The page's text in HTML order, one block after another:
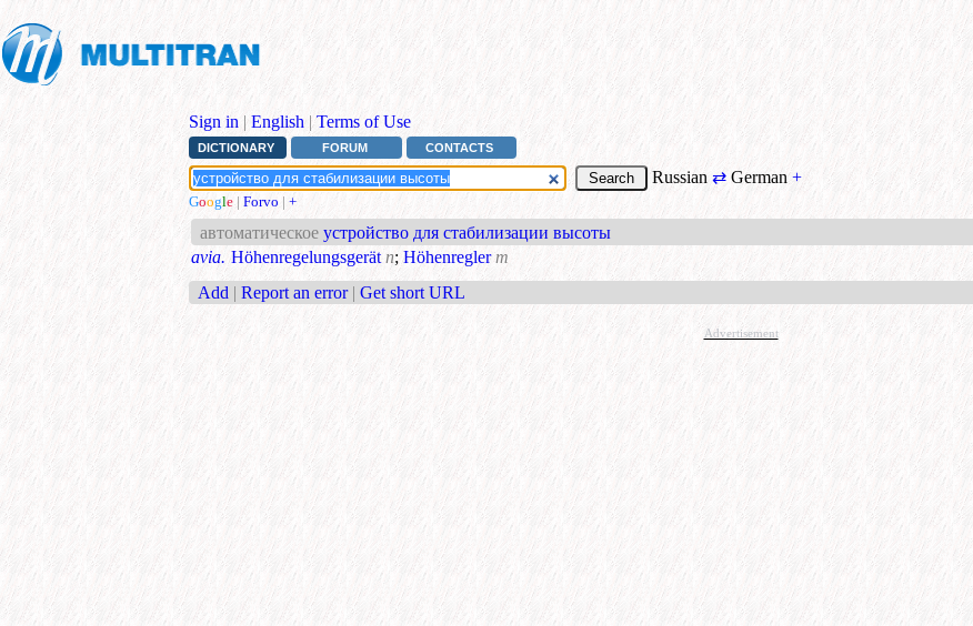
Sign in | English | Terms of Use
DICTIONARY FORUM CONTACTS
Russian ⇄ German+
Google | Forvo | +
автоматическое устройство для стабилизации высоты
avia. Höhenregelungsgerät n; Höhenregler m
Add | Report an error | Get short URL
Advertisement